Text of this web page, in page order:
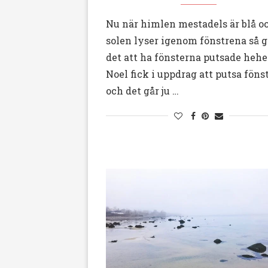
Nu när himlen mestadels är blå
solen lyser igenom fönstrena så
det att ha fönsterna putsade
Noel fick i uppdrag att putsa
och det går ju …